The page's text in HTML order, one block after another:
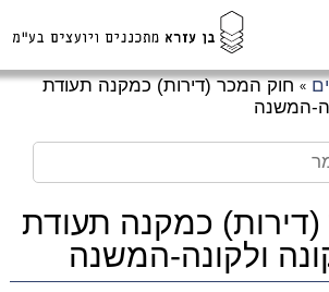
» חוק המכר (דירות) כמקנה תעודת
המשנה
כמקנה תעודת
ולקונה-המשנה